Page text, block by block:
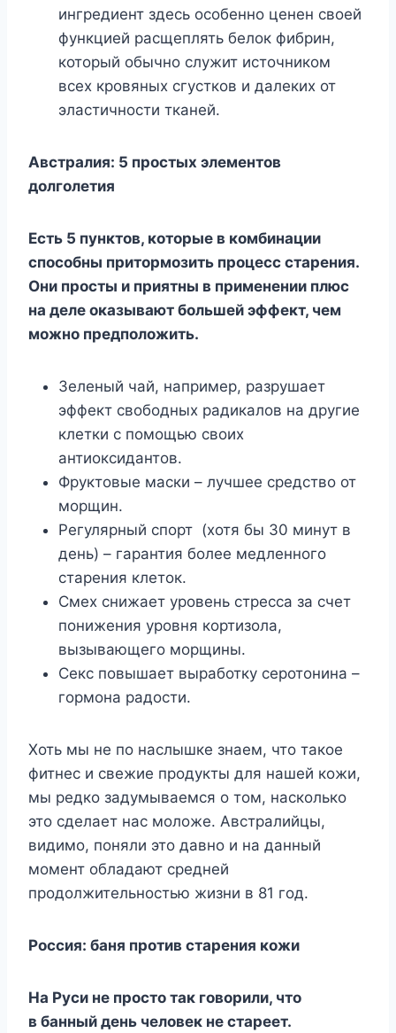
ингредиент здесь особенно ценен своей
функцией расщеплять белок фибрин,
который обычно служит источником
всех кровяных сгустков и далеких от
эластичности тканей.
Австралия: 5 простых элементов
долголетия
Есть 5 пунктов, которые в комбинации
способны притормозить процесс старения.
Они просты и приятны в применении плюс
на деле оказывают большей эффект, чем
можно предположить.
Зеленый чай, например, разрушает
эффект свободных радикалов на другие
клетки с помощью своих
антиоксидантов.
Фруктовые маски – лучшее средство от
морщин.
Регулярный спорт (хотя бы 30 минут в
день) – гарантия более медленного
старения клеток.
Смех снижает уровень стресса за счет
понижения уровня кортизола,
вызывающего морщины.
Секс повышает выработку серотонина –
гормона радости.
Хоть мы не по наслышке знаем, что такое
фитнес и свежие продукты для нашей кожи,
мы редко задумываемся о том, насколько
это сделает нас моложе. Австралийцы,
видимо, поняли это давно и на данный
момент обладают средней
продолжительностью жизни в 81 год.
Россия: баня против старения кожи
На Руси не просто так говорили, что
в банный день человек не стареет.